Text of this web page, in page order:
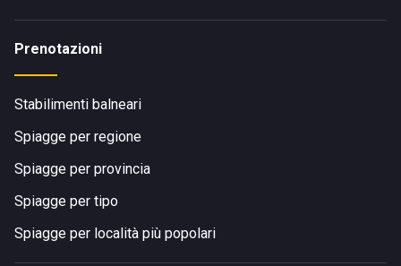
Prenotazioni
Stabilimenti balneari
Spiagge per regione
Spiagge per provincia
Spiagge per tipo
Spiagge per località più popolari